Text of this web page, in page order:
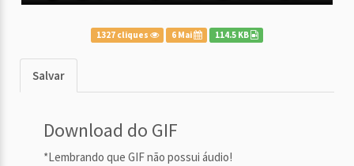
1327 cliques 6 Mai 114.5 KB
Salvar
Download do GIF
*Lembrando que GIF não possui áudio!